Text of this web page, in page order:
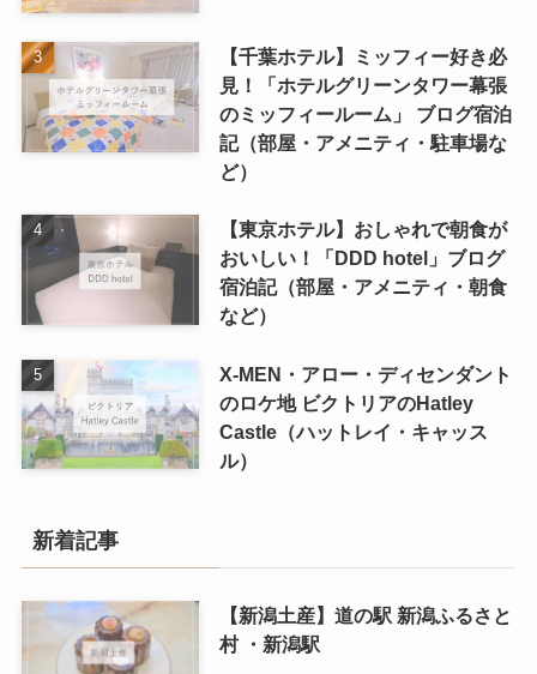
【千葉ホテル】ミッフィー好き必
見！「ホテルグリーンタワー幕張
のミッフィールーム」 ブログ宿泊
記（部屋・アメニティ・駐車場な
ど）
【東京ホテル】おしゃれで朝食が
おいしい！「DDD hotel」ブログ
宿泊記（部屋・アメニティ・朝食
など）
X-MEN・アロー・ディセンダント
のロケ地 ビクトリアのHatley
Castle（ハットレイ・キャッス
ル）
新着記事
【新潟土産】道の駅 新潟ふるさと
村 ・新潟駅